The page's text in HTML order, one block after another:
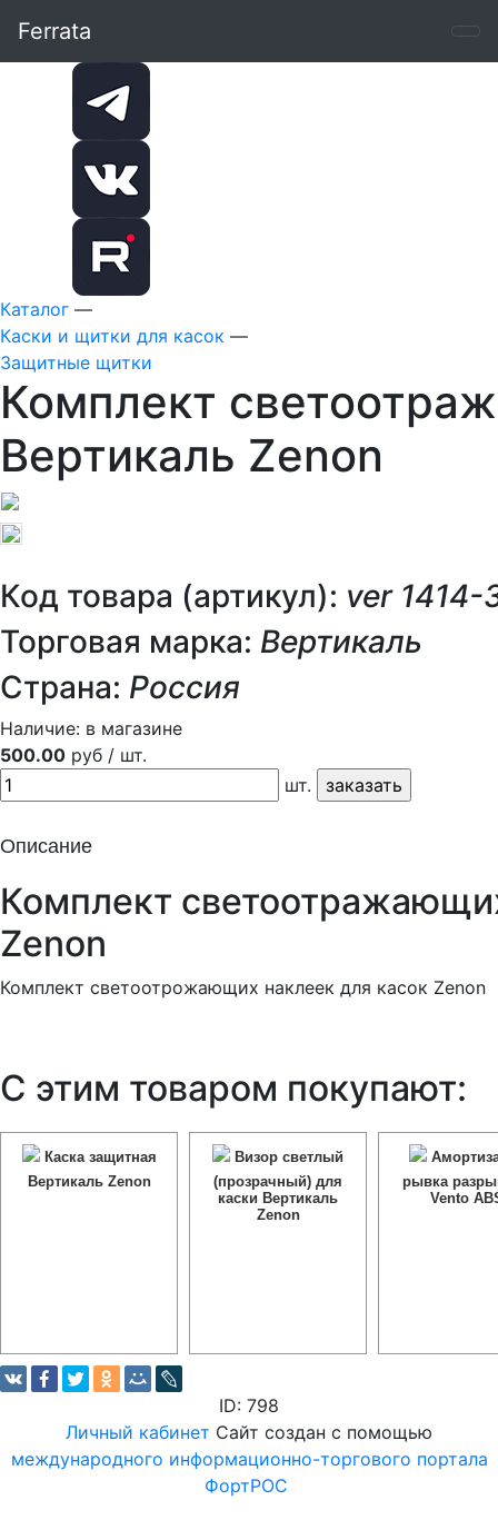
Ferrata
Каталог —
Каски и щитки для касок —
Защитные щитки
Комплект
Вертикаль Zenon
Код товара (артикул): ver 1414-
Торговая марка: Вертикаль
Страна: Россия
Наличие: в магазине
500.00 руб / шт.
шт.
Описание
Комплект
Zenon
Комплект светоотрожающих наклеек для касок Zenon
С этим товаром покупают:
Каска защитная
Вертикаль Zenon
Визор светлый
(прозрачный) для
каски Вертикаль
Zenon
рывка
Vento
ID: 798
Личный кабинет Сайт создан с помощью
международного информационно-торгового портала
ФортРОС